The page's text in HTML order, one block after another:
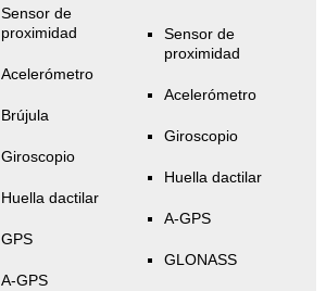
Sensor de
proximidad
Acelerómetro
Brújula
Giroscopio
Huella dactilar
GPS
A-GPS
Sensor de
proximidad
Acelerómetro
Giroscopio
Huella dactilar
A-GPS
GLONASS